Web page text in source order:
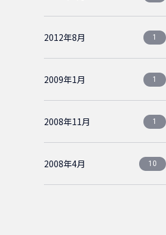
2012年8月 1
2009年1月 1
2008年11月 1
2008年4月 10